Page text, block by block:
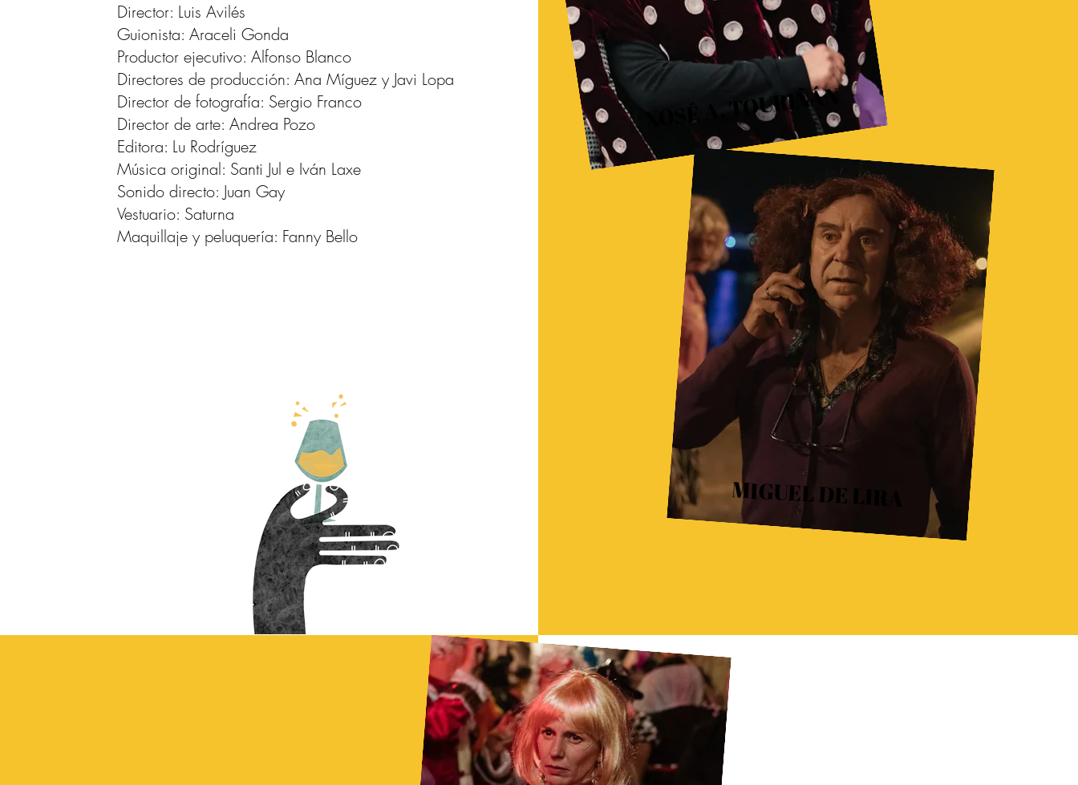
Director: Luis Avilés
Guionista: Araceli Gonda
Productor ejecutivo: Alfonso Blanco
Directores de producción: Ana Míguez y Javi Lopa
Director de fotografía: Sergio Franco
Director de arte: Andrea Pozo
Editora: Lu Rodríguez
Música original: Santi Jul e Iván Laxe
Sonido directo: Juan Gay
Vestuario: Saturna
Maquillaje y peluquería: Fanny Bello
XOSÉ A. TOURIÑÁN
MIGUEL DE LIRA
Empower
Growth